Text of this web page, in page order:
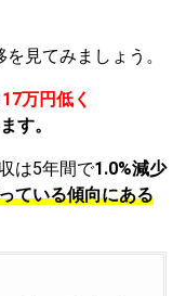
見てみましょう。
17万円低く
す。
は5年間で1.0%減少
ている傾向にある